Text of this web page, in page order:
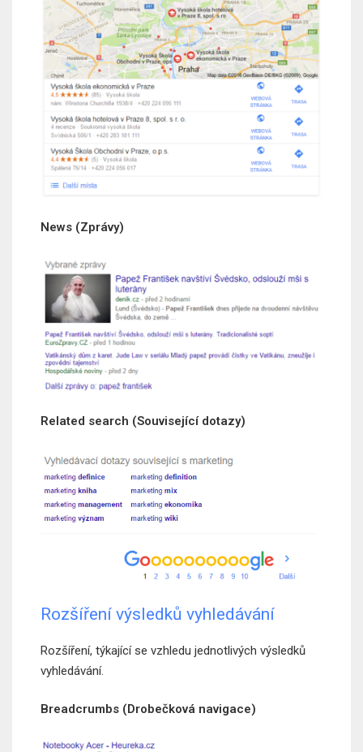
News (Zprávy)
Related search (Související dotazy)
Rozšíření výsledků vyhledávání
Rozšíření, týkající se vzhledu jednotlivých výsledků
vyhledávání.
Breadcrumbs (Drobečková navigace)